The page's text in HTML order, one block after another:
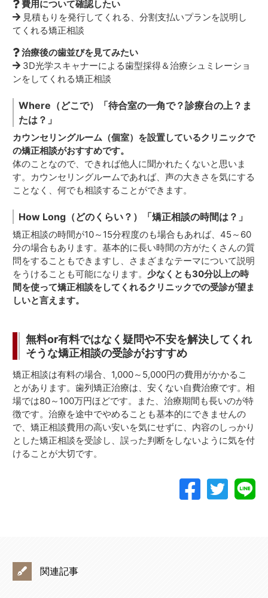
費用について確認したい
見積もりを発行してくれる、分割支払いプランを説明し
てくれる矯正相談
治療後の歯並びを見てみたい
3D光学スキャナーによる歯型採得＆治療シュミレーショ
ンをしてくれる矯正相談
Where（どこで）
「待合室の一角で？診療台の上？ま
たは？」
カウンセリングルーム（個室）を設置しているクリニックで
の矯正相談がおすすめです。
体のことなので、できれば他人に聞かれたくないと思いま
す。カウンセリングルームであれば、声の大きさを気にする
ことなく、何でも相談することができます。
How Long（どのくらい？） 「矯正相談の時間は？」
矯正相談の時間が10～15分程度のも場合もあれば、45～60
分の場合もあります。基本的に長い時間の方がたくさんの質
問をすることもできますし、さまざまなテーマについて説明
をうけることも可能になります。 少なくとも30分以上の時
間を使って矯正相談をしてくれるクリニックでの受診が望ま
しいと言えます。
無料or有料ではなく疑問や不安を解決してくれ
そうな矯正相談の受診がおすすめ
矯正相談は有料の場合、1,000～5,000円の費用がかかるこ
とがあります。歯列矯正治療は、安くない自費治療です。相
場では80～100万円ほどです。また、治療期間も長いのが特
徴です。治療を途中でやめることも基本的にできませんの
で、矯正相談費用の高い安いを気にせずに、内容のしっかり
とした矯正相談を受診し、誤った判断をしないように気を付
けることが大切です。
関連記事